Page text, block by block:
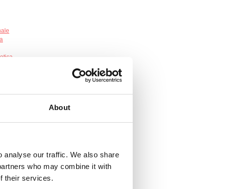
About
analyse our traffic. We also share
who may combine it with
their services.
kartica